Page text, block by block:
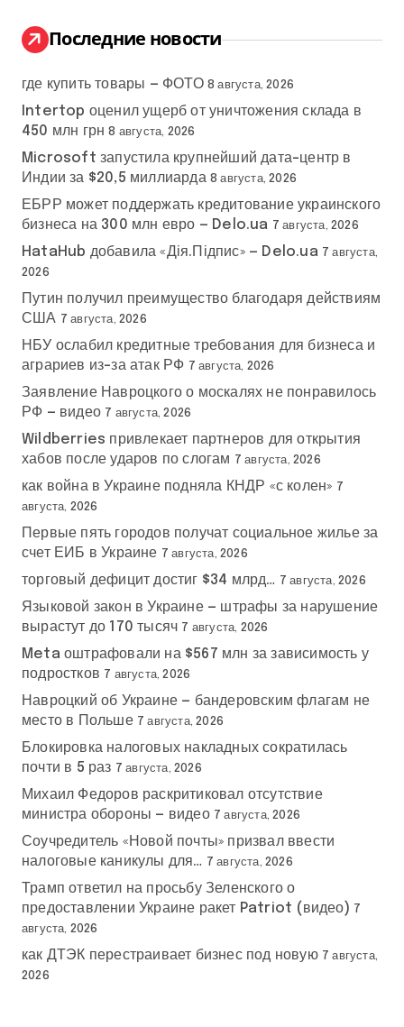
:
Последние новости
где купить товары — ФОТО 8 августа, 2026
Intertop оценил ущерб от уничтожения склада в
450 млн грн 8 августа, 2026
Microsoft запустила крупнейший дата-центр в
Индии за $20,5 миллиарда 8 августа, 2026
ЕБРР может поддержать кредитование украинского
бизнеса на 300 млн евро — Delo.ua 7 августа, 2026
HataHub добавила «Дія.Підпис» — Delo.ua 7 августа,
2026
Путин получил преимущество благодаря действиям
США 7 августа, 2026
НБУ ослабил кредитные требования для бизнеса и
аграриев из-за атак РФ 7 августа, 2026
Заявление Навроцкого о москалях не понравилось
РФ — видео 7 августа, 2026
Wildberries привлекает партнеров для открытия
хабов после ударов по слогам 7 августа, 2026
как война в Украине подняла КНДР «с колен» 7
августа, 2026
Первые пять городов получат социальное жилье за
счет ЕИБ в Украине 7 августа, 2026
торговый дефицит достиг $34 млрд… 7 августа, 2026
Языковой закон в Украине — штрафы за нарушение
вырастут до 170 тысяч 7 августа, 2026
Meta оштрафовали на $567 млн за зависимость у
подростков 7 августа, 2026
Навроцкий об Украине — бандеровским флагам не
место в Польше 7 августа, 2026
Блокировка налоговых накладных сократилась
почти в 5 раз 7 августа, 2026
Михаил Федоров раскритиковал отсутствие
министра обороны — видео 7 августа, 2026
Соучредитель «Новой почты» призвал ввести
налоговые каникулы для… 7 августа, 2026
Трамп ответил на просьбу Зеленского о
предоставлении Украине ракет Patriot (видео) 7
августа, 2026
как ДТЭК перестраивает бизнес под новую 7 августа,
2026